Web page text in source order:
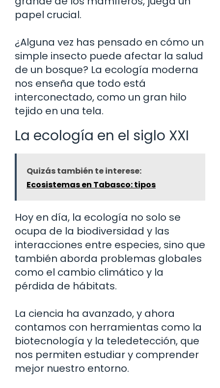
papel crucial.
¿Alguna vez has pensado en cómo un
simple insecto puede afectar la salud
de un bosque? La ecología moderna
nos enseña que todo está
interconectado, como un gran hilo
tejido en una tela.
La ecología en el siglo XXI
Quizás también te interese:
Ecosistemas en Tabasco: tipos
Hoy en día, la ecología no solo se
ocupa de la biodiversidad y las
interacciones entre especies, sino que
también aborda problemas globales
como el cambio climático y la
pérdida de hábitats.
La ciencia ha avanzado, y ahora
contamos con herramientas como la
biotecnología y la teledetección, que
nos permiten estudiar y comprender
mejor nuestro entorno.